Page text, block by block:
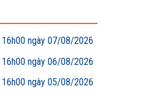
16h00 ngày 07/08/2026
16h00 ngày 06/08/2026
16h00 ngày 05/08/2026